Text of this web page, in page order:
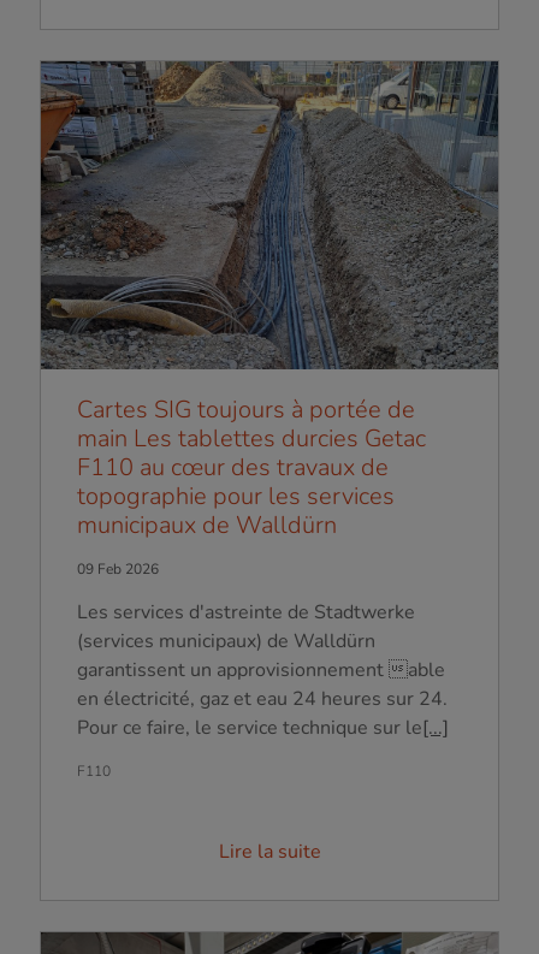
Cartes SIG toujours à portée de
main Les tablettes durcies Getac
F110 au cœur des travaux de
topographie pour les services
municipaux de Walldürn
09 Feb 2026
Les services d'astreinte de Stadtwerke
(services municipaux) de Walldürn
garantissent un approvisionnement able
en électricité, gaz et eau 24 heures sur 24.
Pour ce faire, le service technique sur le[...]
F110
Lire la suite